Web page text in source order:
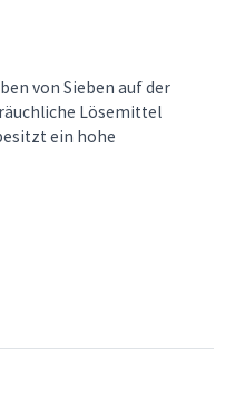
von Sieben auf der
Lösemittel
ein hohe